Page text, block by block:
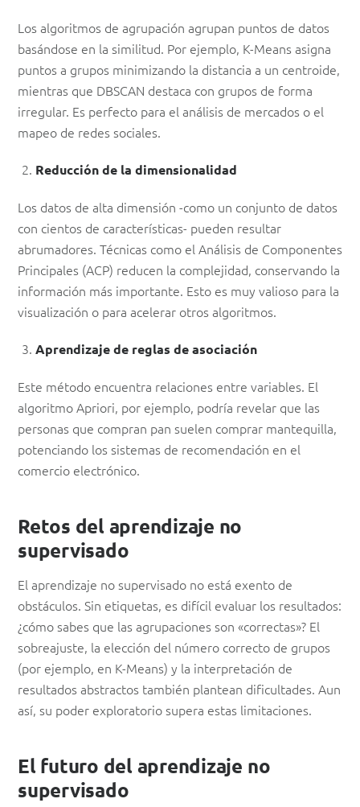
Los algoritmos de agrupación agrupan puntos de datos
basándose en la similitud. Por ejemplo, K-Means asigna
puntos a grupos minimizando la distancia a un centroide,
mientras que DBSCAN destaca con grupos de forma
irregular. Es perfecto para el análisis de mercados o el
mapeo de redes sociales.
Reducción de la dimensionalidad
Los datos de alta dimensión -como un conjunto de datos
con cientos de características- pueden resultar
abrumadores. Técnicas como el Análisis de Componentes
Principales (ACP) reducen la complejidad, conservando la
información más importante. Esto es muy valioso para la
visualización o para acelerar otros algoritmos.
Aprendizaje de reglas de asociación
Este método encuentra relaciones entre variables. El
algoritmo Apriori, por ejemplo, podría revelar que las
personas que compran pan suelen comprar mantequilla,
potenciando los sistemas de recomendación en el
comercio electrónico.
Retos del aprendizaje no
supervisado
El aprendizaje no supervisado no está exento de
obstáculos. Sin etiquetas, es difícil evaluar los resultados:
¿cómo sabes que las agrupaciones son «correctas»? El
sobreajuste, la elección del número correcto de grupos
(por ejemplo, en K-Means) y la interpretación de
resultados abstractos también plantean dificultades. Aun
así, su poder exploratorio supera estas limitaciones.
El futuro del aprendizaje no
supervisado